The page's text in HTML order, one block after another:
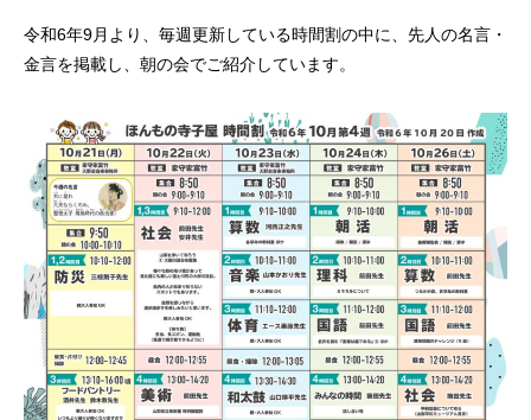
令和6年9月より、毎週更新している時間割の中に、先人の名言・
金言を掲載し、朝の会でご紹介しています。